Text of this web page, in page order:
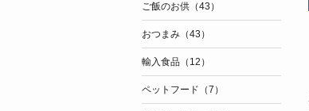
ご飯のお供（43）
おつまみ（43）
輸入食品（12）
ペットフード（7）